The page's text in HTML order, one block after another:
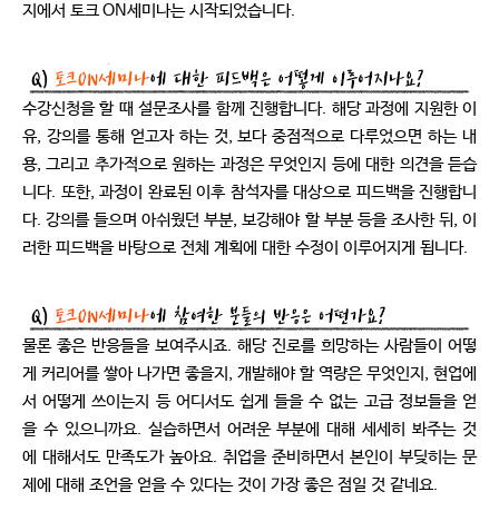
지에서 토크 ON세미나는 시작되었습니다.
수강신청을 할 때 설문조사를 함께 진행합니다. 해당 과정에 지원한 이
유, 강의를 통해 얻고자 하는 것, 보다 중점적으로 다루었으면 하는 내
용, 그리고 추가적으로 원하는 과정은 무엇인지 등에 대한 의견을 듣습
니다. 또한, 과정이 완료된 이후 참석자를 대상으로 피드백을 진행합니
다. 강의를 들으며 아쉬웠던 부분, 보강해야 할 부분 등을 조사한 뒤, 이
러한 피드백을 바탕으로 전체 계획에 대한 수정이 이루어지게 됩니다.
물론 좋은 반응들을 보여주시죠. 해당 진로를 희망하는 사람들이 어떻
게 커리어를 쌓아 나가면 좋을지, 개발해야 할 역량은 무엇인지, 현업에
서 어떻게 쓰이는지 등 어디서도 쉽게 들을 수 없는 고급 정보들을 얻
을 수 있으니까요. 실습하면서 어려운 부분에 대해 세세히 봐주는 것
에 대해서도 만족도가 높아요. 취업을 준비하면서 본인이 부딪히는 문
제에 대해 조언을 얻을 수 있다는 것이 가장 좋은 점일 것 같네요.